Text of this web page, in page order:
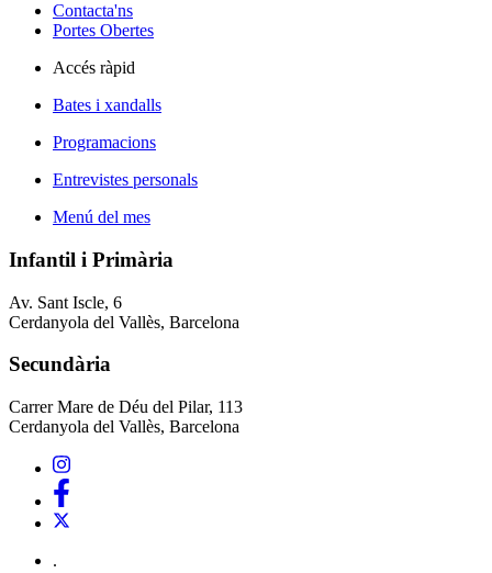
Contacta'ns
Portes Obertes
Accés ràpid
Bates i xandalls
Programacions
Entrevistes personals
Menú del mes
Infantil i Primària
Av. Sant Iscle, 6
Cerdanyola del Vallès, Barcelona
Secundària
Carrer Mare de Déu del Pilar, 113
Cerdanyola del Vallès, Barcelona
.